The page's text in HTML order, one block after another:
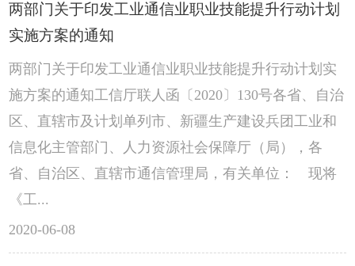
两部门关于印发工业通信业职业技能提升行动计划
实施方案的通知
两部门关于印发工业通信业职业技能提升行动计划实
施方案的通知工信厅联人函〔2020〕130号各省、自治
区、直辖市及计划单列市、新疆生产建设兵团工业和
信息化主管部门、人力资源社会保障厅（局），各
省、自治区、直辖市通信管理局，有关单位： 现将
《工...
2020-06-08